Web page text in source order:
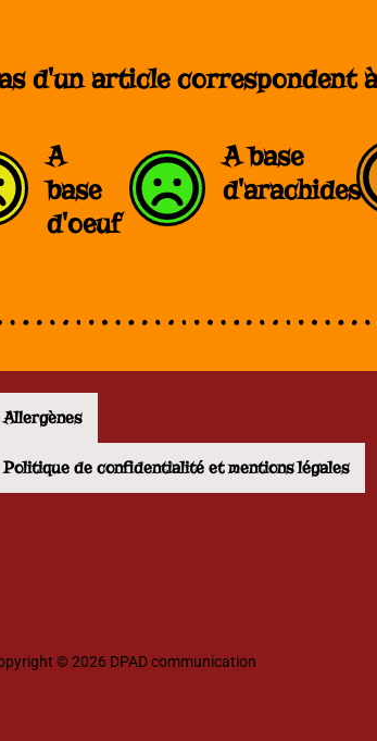
d'un article correspondent
A
base
d'oeuf
A base
d'arachides
Allergènes
Politique de confidentialité et mentions légales
© 2026 DPAD communication